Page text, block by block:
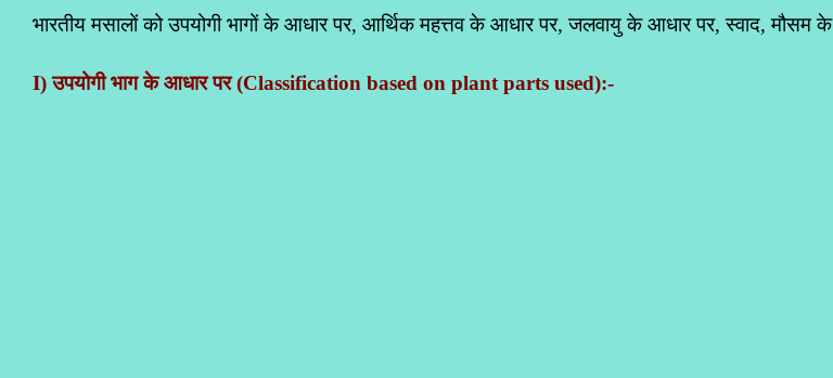
भारतीय मसालों को उपयोगी भागों के आधार पर, आर्थिक महत्तव के आधार पर, जलवायु के आधार पर, स्वाद, मौसम के
I) उपयोगी भाग के आधार पर (Classification based on plant parts used):-